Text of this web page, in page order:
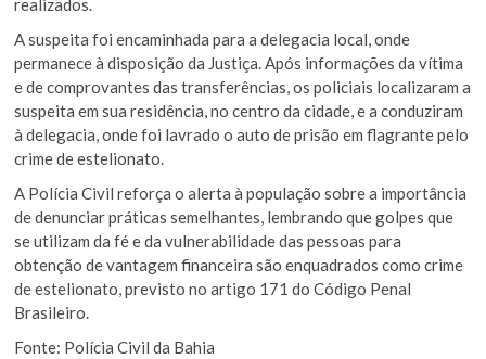
realizados.
A suspeita foi encaminhada para a delegacia local, onde
permanece à disposição da Justiça. Após informações da vítima
e de comprovantes das transferências, os policiais localizaram a
suspeita em sua residência, no centro da cidade, e a conduziram
à delegacia, onde foi lavrado o auto de prisão em flagrante pelo
crime de estelionato.
A Polícia Civil reforça o alerta à população sobre a importância
de denunciar práticas semelhantes, lembrando que golpes que
se utilizam da fé e da vulnerabilidade das pessoas para
obtenção de vantagem financeira são enquadrados como crime
de estelionato, previsto no artigo 171 do Código Penal
Brasileiro.
Fonte: Polícia Civil da Bahia